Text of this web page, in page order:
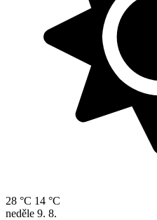
28 °C 14 °C
neděle 9. 8.